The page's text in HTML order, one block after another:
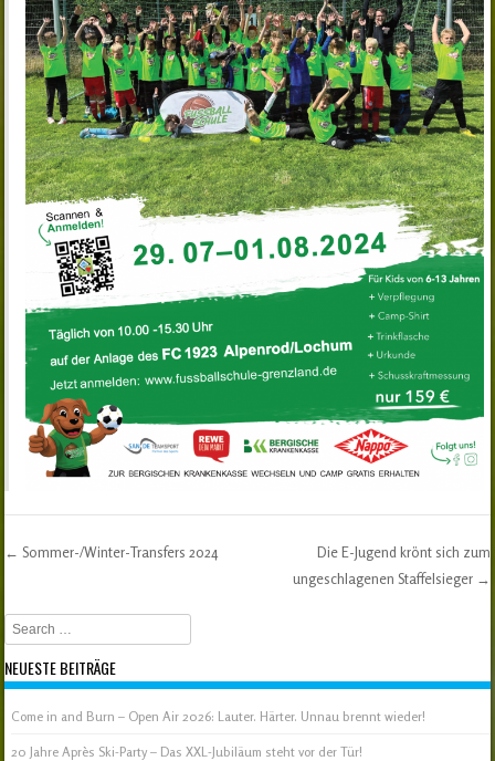
← Sommer-/Winter-Transfers 2024
Die E-Jugend krönt sich zum
ungeschlagenen Staffelsieger →
Search
NEUESTE BEITRÄGE
Come in and Burn – Open Air 2026: Lauter. Härter. Unnau brennt wieder!
20 Jahre Après Ski-Party – Das XXL-Jubiläum steht vor der Tür!